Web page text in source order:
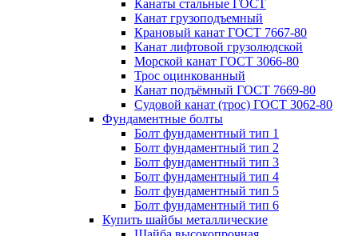
Канаты стальные ГОСТ
Канат грузоподъемный
Крановый канат ГОСТ 7667-80
Канат лифтовой грузолюдской
Морской канат ГОСТ 3066-80
Трос оцинкованный
Канат подъёмный ГОСТ 7669-80
Судовой канат (трос) ГОСТ 3062-80
Фундаментные болты
Болт фундаментный тип 1
Болт фундаментный тип 2
Болт фундаментный тип 3
Болт фундаментный тип 4
Болт фундаментный тип 5
Болт фундаментный тип 6
Купить шайбы металлические